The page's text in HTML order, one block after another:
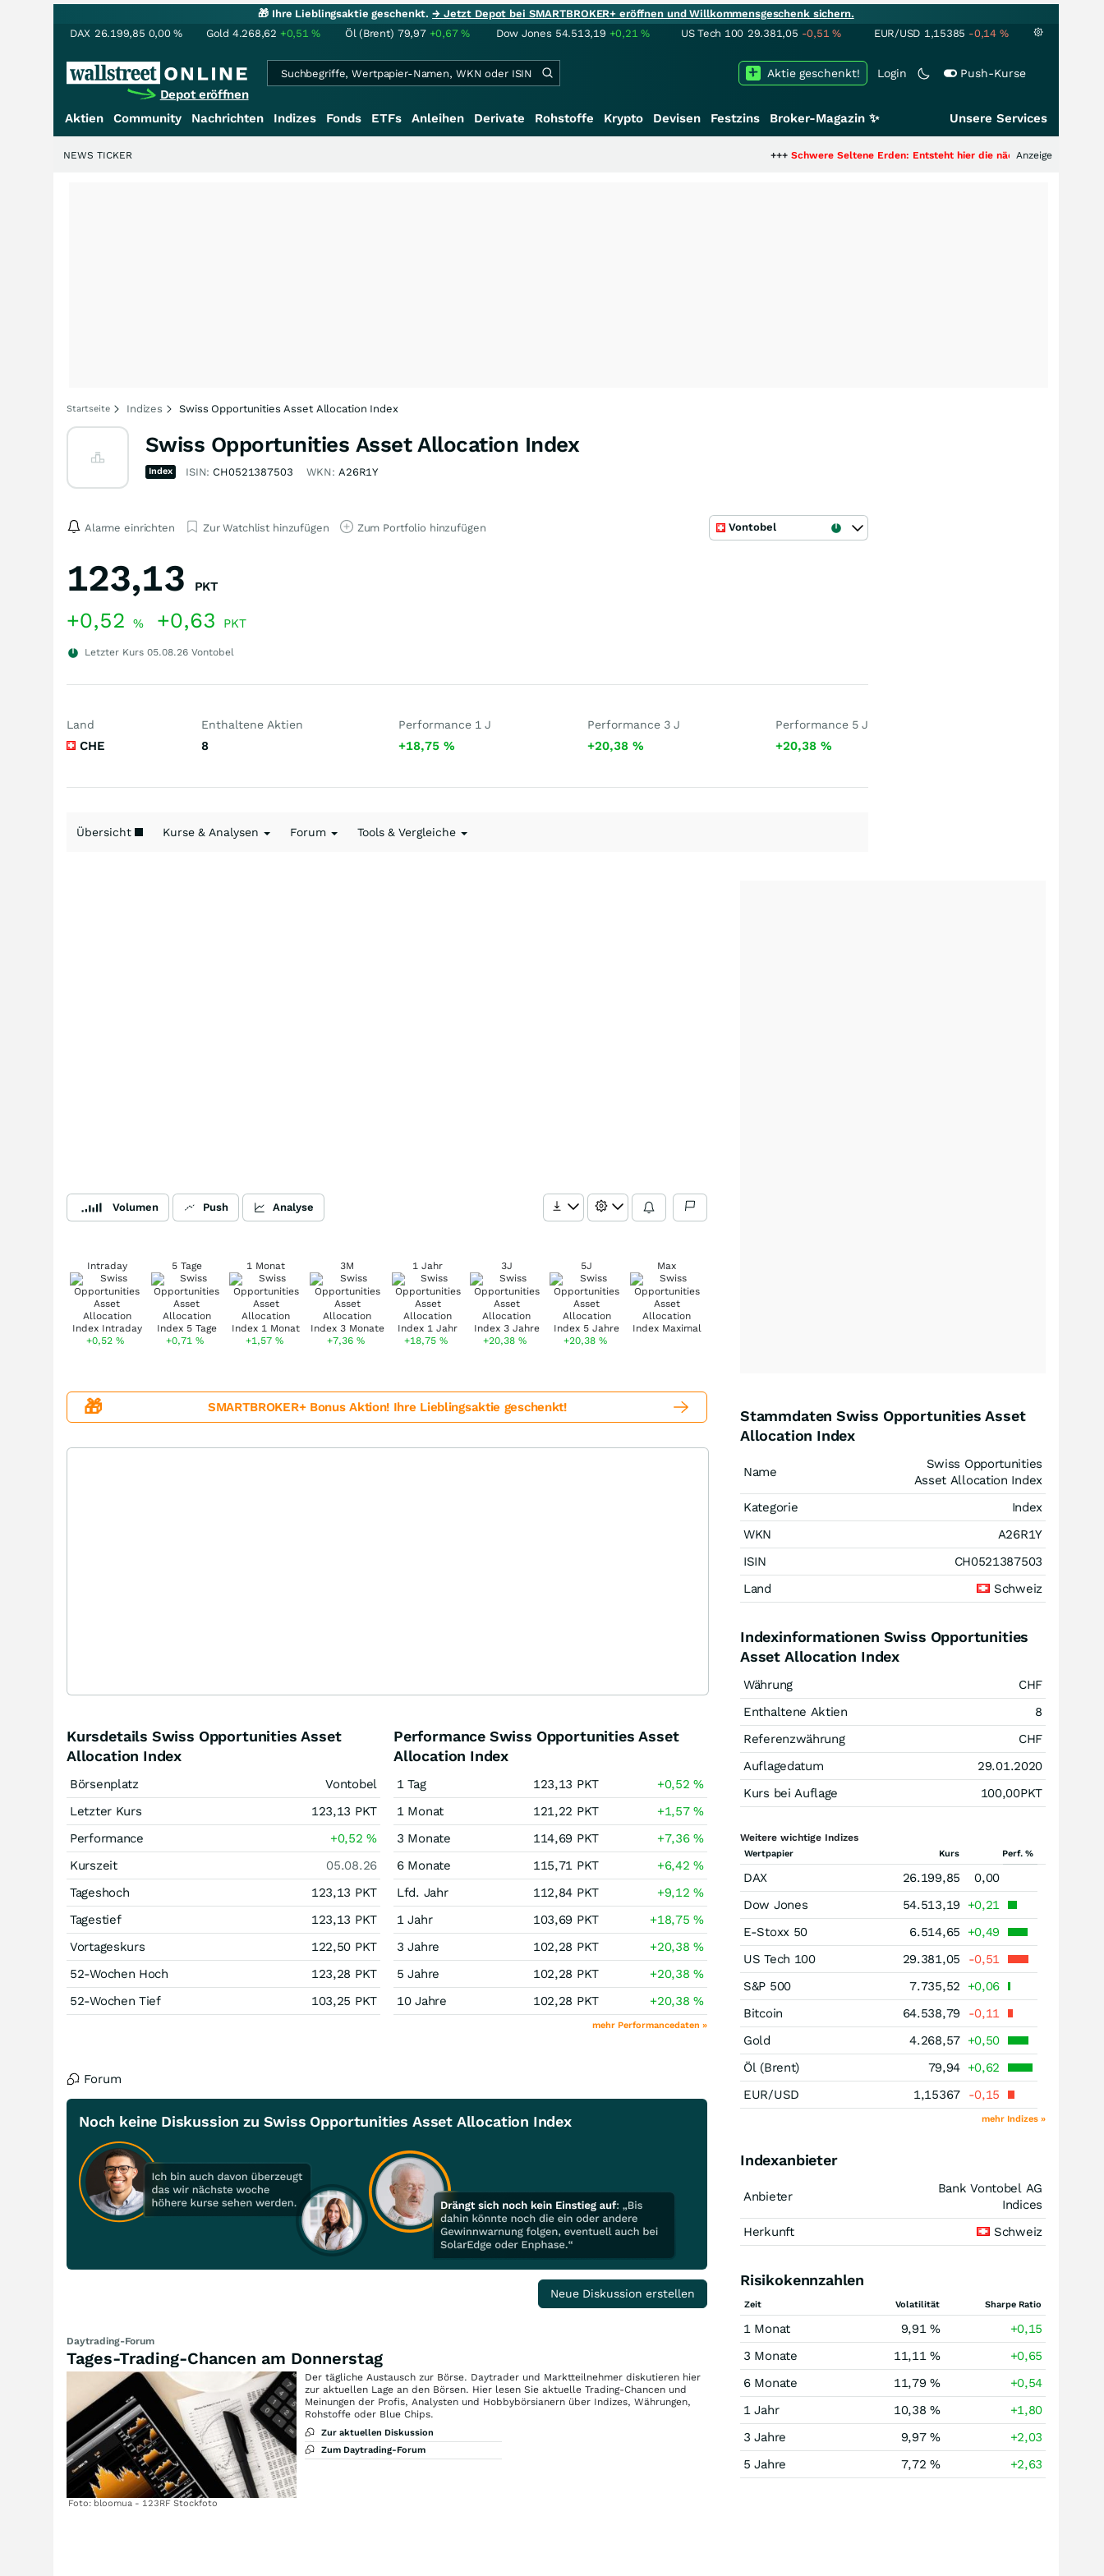
🎁 Ihre Lieblingsaktie geschenkt.→ Jetzt Depot bei SMARTBROKER+ eröffnen und Willkommensgeschenk sichern.
DAX 26.199,85 0,00% Gold 4.268,62 +0,51% Öl (Brent) 79,97 +0,67% Dow Jones 54.513,19 +0,21% US Tech 100 29.381,05 -0,51% EUR/USD 1,15385 -0,14 %
Depot eröffnen
Login Push-Kurse
Aktie geschenkt!
Aktien Community Nachrichten Indizes Fonds ETFs Anleihen Derivate Rohstoffe Krypto Devisen Festzins Broker-Magazin ✨ Unsere Services
Schwere Seltene Erden: Entsteht hier die nächste Milliardenstory?
Anzeige
NEWS TICKER
Startseite Indizes Swiss Opportunities Asset Allocation Index
Swiss Opportunities Asset Allocation Index
Index ISIN: CH0521387503 WKN: A26R1Y
Alarme einrichten Zur Watchlist hinzufügen Zum Portfolio hinzufügen Vontobel
123,13 PKT
+0,52 % +0,63 PKT
Letzter Kurs 05.08.26 Vontobel
Land
CHE
Enthaltene Aktien
8
Performance 1 J
+18,75 %
Performance 3 J
+20,38 %
Performance 5 J
+20,38 %
Übersicht Kurse & Analysen Forum Tools & Vergleiche
Volumen Push Analyse
Intraday
+0,52%
5 Tage
+0,71%
1 Monat
+1,57 %
3M
+7,36 %
1 Jahr
+18,75%
3J
+20,38%
5J
+20,38 %
Max
🎁 SMARTBROKER+ Bonus Aktion! Ihre Lieblingsaktie geschenkt!
Kursdetails Swiss Opportunities Asset
Allocation Index
Börsenplatz
Vontobel
Letzter Kurs
123,13 PKT
Performance
+0,52%
Kurszeit
05.08.26
Tageshoch
123,13 PKT
Tagestief
123,13 PKT
Vortageskurs
122,50 PKT
52-Wochen Hoch
123,28 PKT
52-Wochen Tief
103,25 PKT
Performance Swiss Opportunities Asset
Allocation Index
1 Tag 123,13 PKT +0,52%
1 Monat
121,22 PKT +1,57%
3 Monate
114,69 PKT +7,36%
6 Monate
115,71 PKT +6,42%
Lfd. Jahr
112,84 PKT +9,12%
1 Jahr
103,69 PKT +18,75%
3 Jahre
102,28 PKT +20,38%
5 Jahre
102,28 PKT +20,38%
10 Jahre
102,28 PKT +20,38%
mehr Performancedaten »
Forum
Noch keine Diskussion zu Swiss Opportunities Asset Allocation Index
Neue Diskussion erstellen
Daytrading-Forum
Tages-Trading-Chancen am Donnerstag
Foto: bloomua - 123RF Stockfoto
Der tägliche Austausch zur Börse. Daytrader und Marktteilnehmer diskutieren hier
zur aktuellen Lage an den Börsen. Hier lesen Sie aktuelle Trading-Chancen und
Meinungen der Profis, Analysten und Hobbybörsianern über Indizes, Währungen,
Rohstoffe oder Blue Chips.
Zur aktuellen Diskussion
Zum Daytrading-Forum
Stammdaten Swiss Opportunities Asset
Allocation Index
Name
Swiss Opportunities
Asset Allocation Index
Kategorie
Index
WKN
A26R1Y
ISIN
CH0521387503
Land
Schweiz
Indexinformationen Swiss Opportunities
Asset Allocation Index
Währung
CHF
Enthaltene Aktien
8
Referenzwährung
CHF
Auflagedatum
29.01.2020
Kurs bei Auflage
100,00PKT
Weitere wichtige Indizes
Wertpapier Kurs Perf. %
DAX 26.199,85
0,00
Dow Jones
54.513,19
+0,21
E-Stoxx 50
6.514,65
+0,49
US Tech 100
29.381,05
-0,51
S&P 500
7.735,52
+0,06
Bitcoin
64.538,79
-0,11
Gold
4.268,57 +0,50
Öl (Brent)
79,94 +0,62
EUR/USD
1,15367 -0,15
mehr Indizes »
Indexanbieter
Anbieter
Bank Vontobel AG
Indices
Herkunft
Schweiz
Risikokennzahlen
Zeit Volatilität Sharpe Ratio
1 Monat 9,91 %
+0,15
3 Monate
11,11 %
+0,65
6 Monate
11,79 %
+0,54
1 Jahr
10,38 %
+1,80
3 Jahre
9,97 %
+2,03
5 Jahre
7,72 % +2,63